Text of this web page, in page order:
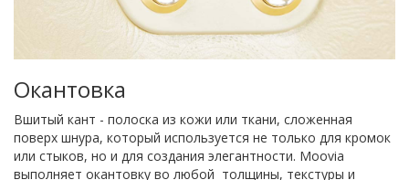
Окантовка
Вшитый кант - полоска из кожи или ткани, сложенная
поверх шнура, который используется не только для кромок
или стыков, но и для создания элегантности. Moovia
выполняет окантовку во любой толщины, текстуры и